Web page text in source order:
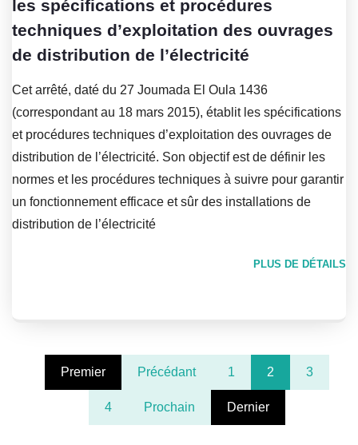
les spécifications et procédures
techniques d’exploitation des ouvrages
de distribution de l’électricité
Cet arrêté, daté du 27 Joumada El Oula 1436
(correspondant au 18 mars 2015), établit les spécifications
et procédures techniques d’exploitation des ouvrages de
distribution de l’électricité. Son objectif est de définir les
normes et les procédures techniques à suivre pour garantir
un fonctionnement efficace et sûr des installations de
distribution de l’électricité
PLUS DE DÉTAILS
Premier Précédant 1 2 3
4 Prochain Dernier